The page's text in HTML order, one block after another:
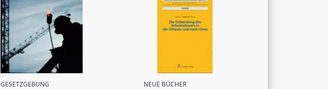
GESETZGEBUNG NEUE BÜCHER